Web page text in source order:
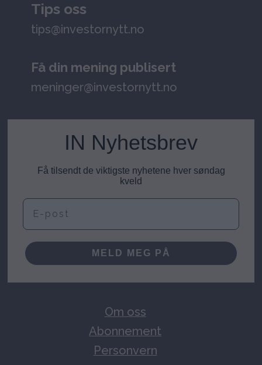
Tips oss
tips@investornytt.no
Få din mening publisert
meninger@investornytt.no
IN Nyhetsbrev
Få tilsendt de viktigste nyhetene hver søndag
kveld
E-post
MELD MEG PÅ
Om oss
Abonnement
Personvern